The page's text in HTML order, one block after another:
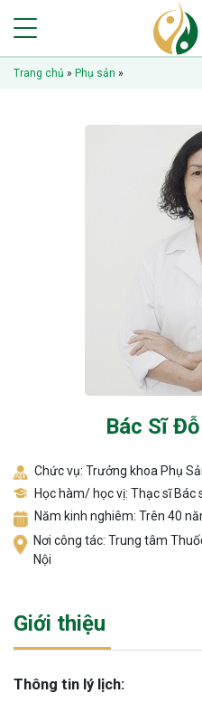
Trang chủ » Phụ sản »
Bác Sĩ
Chức vụ: Trưởng khoa Phụ
Học hàm/ học vị: Thạc sĩ Bác
Năm kinh nghiêm: Trên 40
Nơi công tác: Trung tâm
Nội
Giới thiệu
Thông tin lý lịch: